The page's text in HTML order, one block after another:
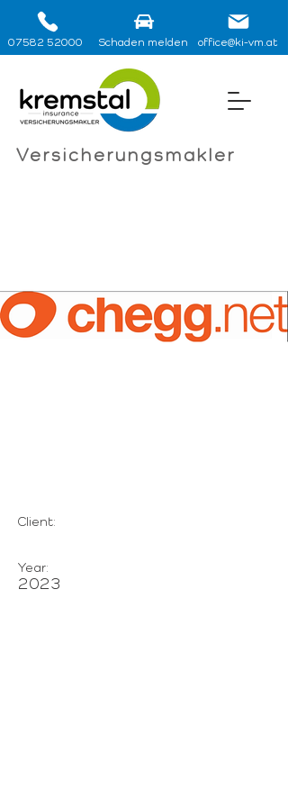
07582 52000 Schaden melden office@ki-vm.at
Versicherungsmakler
Client:
Year:
2023